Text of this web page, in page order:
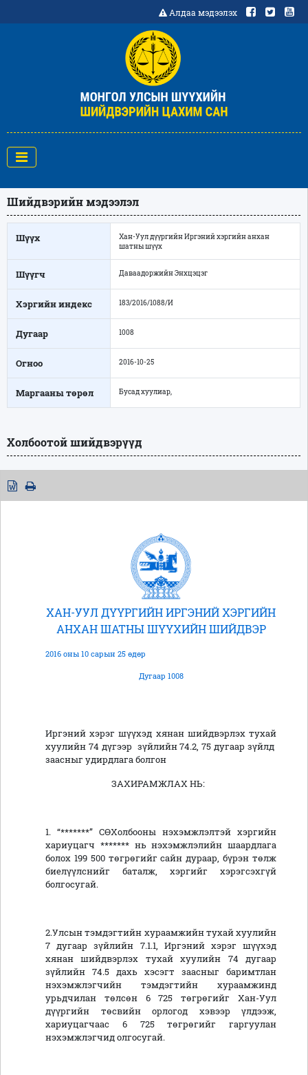
Алдаа мэдээлэх
Шийдвэрийн мэдээлэл
Шүүх
Хан-Уул дүүргийн Иргэний хэргийн анхан
шатны шүүх
Шүүгч Даваадоржийн Энхцэцэг
Хэргийн индекс 183/2016/1088/И
Дугаар 1008
Огноо 2016-10-25
Маргааны төрөл Бусад хуулиар,
Холбоотой шийдвэрүүд
ХАН-УУЛ ДҮҮРГИЙН ИРГЭНИЙ ХЭРГИЙН
АНХАН ШАТНЫ ШҮҮХИЙН ШИЙДВЭР
2016 оны 10 сарын 25 өдөр
Дугаар 1008
Иргэний хэрэг шүүхэд хянан шийдвэрлэх тухай
хуулийн 74 дүгээр зүйлийн 74.2, 75 дугаар зүйлд
заасныг удирдлага болгон
ЗАХИРАМЖЛАХ НЬ:
1. “*******” СӨХолбооны нэхэмжлэлтэй хэргийн
хариуцагч ******* нь нэхэмжлэлийн шаардлага
болох 199 500 төгрөгийг сайн дураар, бүрэн төлж
биелүүлснийг баталж, хэргийг хэрэгсэхгүй
болгосугай.
2.Улсын тэмдэгтийн хураамжийн тухай хуулийн
7 дугаар зүйлийн 7.1.1, Иргэний хэрэг шүүхэд
хянан шийдвэрлэх тухай хуулийн 74 дугаар
зүйлийн 74.5 дахь хэсэгт заасныг баримтлан
нэхэмжлэгчийн тэмдэгтийн хураамжинд
урьдчилан төлсөн 6 725 төгрөгийг Хан-Уул
дүүргийн төсвийн орлогод хэвээр үлдээж,
хариуцагчаас 6 725 төгрөгийг гаргуулан
нэхэмжлэгчид олгосугай.